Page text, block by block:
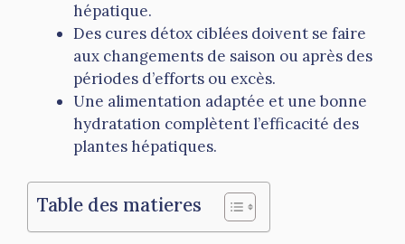
hépatique.
Des cures détox ciblées doivent se faire
aux changements de saison ou après des
périodes d’efforts ou excès.
Une alimentation adaptée et une bonne
hydratation complètent l’efficacité des
plantes hépatiques.
Table des matieres